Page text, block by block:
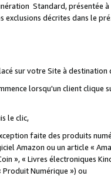
Standard, présentée
exclusions décrites dans le
sur votre Site à destination
lorsqu'un client
le clic,
faite des produits
Amazon ou un article «
», « Livres électroniques
Produit Numérique ») ou